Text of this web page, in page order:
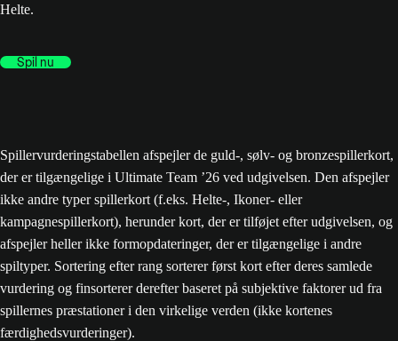
Helte.
Spil nu
Spillervurderingstabellen afspejler de guld-, sølv- og bronzespillerkort,
der er tilgængelige i Ultimate Team ’26 ved udgivelsen. Den afspejler
ikke andre typer spillerkort (f.eks. Helte-, Ikoner- eller
kampagnespillerkort), herunder kort, der er tilføjet efter udgivelsen, og
afspejler heller ikke formopdateringer, der er tilgængelige i andre
spiltyper. Sortering efter rang sorterer først kort efter deres samlede
vurdering og finsorterer derefter baseret på subjektive faktorer ud fra
spillernes præstationer i den virkelige verden (ikke kortenes
færdighedsvurderinger).